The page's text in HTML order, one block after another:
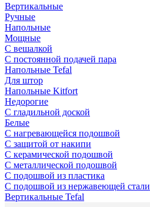
Вертикальные
Ручные
Напольные
Мощные
С вешалкой
С постоянной подачей пара
Напольные Tefal
Для штор
Напольные Kitfort
Недорогие
С гладильной доской
Белые
С нагревающейся подошвой
С защитой от накипи
С керамической подошвой
С металлической подошвой
С подошвой из пластика
С подошвой из нержавеющей стали
Вертикальные Tefal